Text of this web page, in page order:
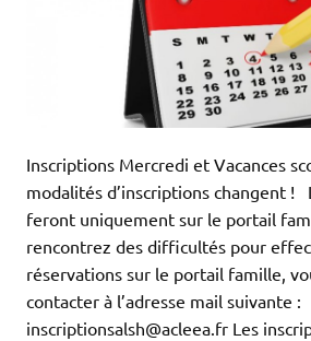
Inscriptions Mercredi et
modalités d’inscriptions changent !
feront uniquement sur le portail
rencontrez des difficultés pour
réservations sur le portail famille,
contacter à l’adresse mail suivante :
inscriptionsalsh@acleea.fr Les